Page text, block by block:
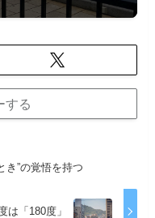
する
き”の覚悟を持つ
は「180度」